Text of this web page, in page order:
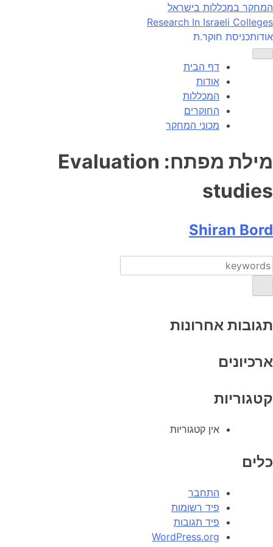
Skip
to
content
המחקר במכללות בישראל
Research In Israeli Colleges
אודותכניסת חוקר.ת
דף הבית
אודות
המכללות
החוקרים
מכוני המחקר
מילת מפתח: Evaluation
studies
Shiran Bord
תגובות אחרונות
ארכיונים
קטגוריות
אין קטגוריות
כלים
התחבר
פיד רשומות
פיד תגובות
WordPress.org